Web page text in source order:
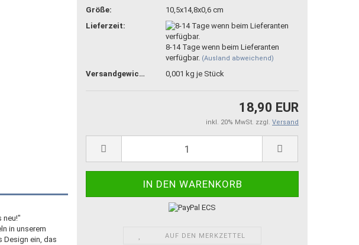
Größe:
10,5x14,8x0,6 cm
Lieferzeit:
8-14 Tage wenn beim Lieferanten
verfügbar. (Ausland abweichend)
Versandgewicht: 0,001 kg je Stück
18,90 EUR
inkl. 20% MwSt. zzgl. Versand
AUF DEN MERKZETTEL
neu!"
in unserem
Design ein, das